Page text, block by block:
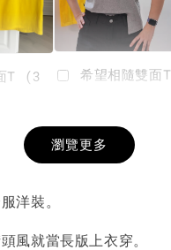
T (3
+
希望相隨雙面T
NT$ 190
-
瀏覽更多
洋裝。
風就當長版上衣穿。